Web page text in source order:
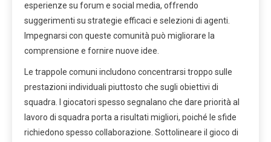
esperienze su forum e social media, offrendo
suggerimenti su strategie efficaci e selezioni di agenti.
Impegnarsi con queste comunità può migliorare la
comprensione e fornire nuove idee.
Le trappole comuni includono concentrarsi troppo sulle
prestazioni individuali piuttosto che sugli obiettivi di
squadra. I giocatori spesso segnalano che dare priorità al
lavoro di squadra porta a risultati migliori, poiché le sfide
richiedono spesso collaborazione. Sottolineare il gioco di